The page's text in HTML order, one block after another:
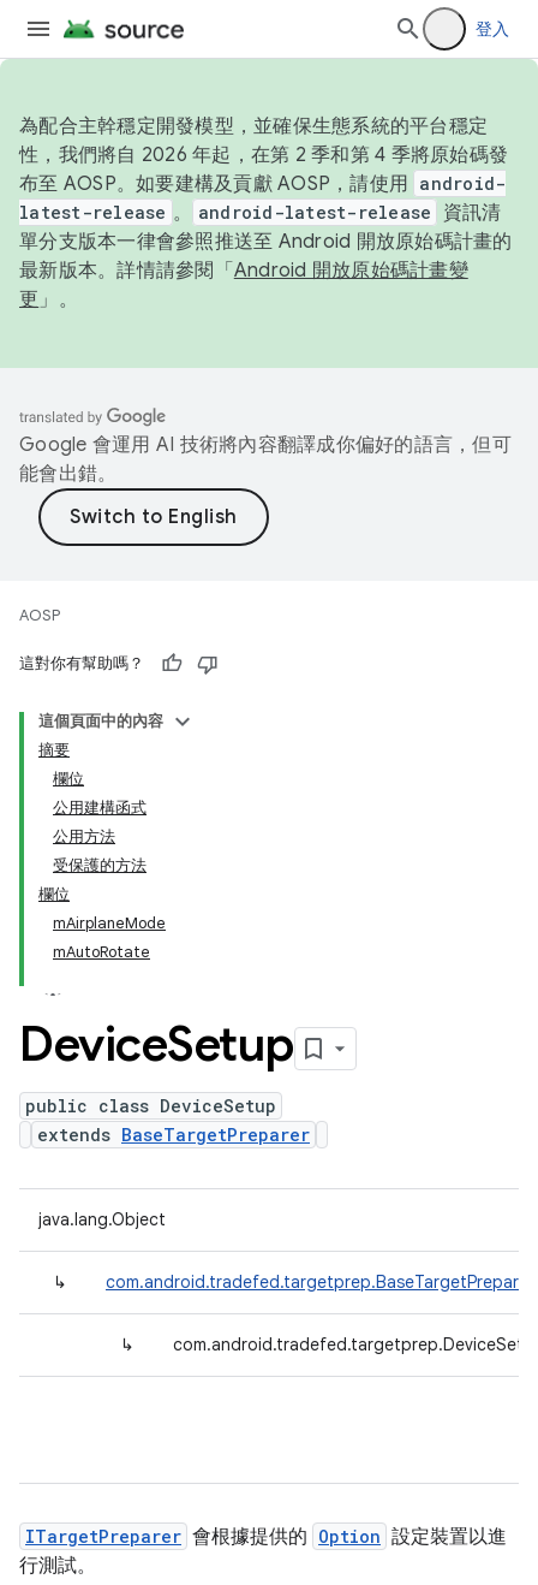
登入
為配合主幹穩定開發模型，並確保生態系統的平台穩定
性，我們將自 2026 年起，在第 2 季和第 4 季將原始碼發
布至 AOSP。如要建構及貢獻 AOSP，請使用 android-
latest-release 。 android-latest-release
資訊清
單分支版本一律會參照推送至 Android 開放原始碼計畫的
最新版本。詳情請參閱「 Android 開放原始碼計畫變
更 」。
Google 會運用 AI 技術將內容翻譯成你偏好的語言，但可
能會出錯。
AOSP
這對你有幫助嗎？
這個頁面中的內容
摘要
欄位
公用建構函式
公用方法
受保護的方法
欄位
mAirplaneMode
mAutoRotate
DeviceSetup
public class DeviceSetup
extends BaseTargetPreparer
java.lang.Object
↳ com.android.tradefed.targetprep.BaseTargetPreparer
↳
ITargetPreparer 會根據提供的 Option 設定裝置以進
行測試。